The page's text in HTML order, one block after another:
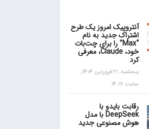
آنتروپیک امروز یک طرح
اشتراک جدید به نام
“Max” را برای چت‌بات
خود، Claude، معرفی
کرد
پنجشنبه, 21 فروردین 1404,
ساعت 14:17
رقابت بایدو با
DeepSeek با مدل
هوش مصنوعی جدید